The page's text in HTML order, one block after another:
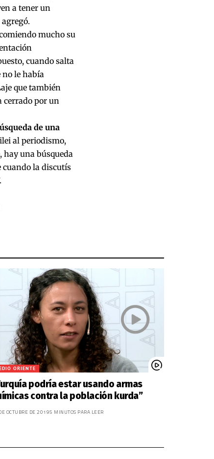
a tener un
mucho su
cuando salta
no le había
que también
cerrado por un
de una
al periodismo,
una búsqueda
cuando la discutís
ORIENTE
podría estar usando armas
contra la población kurda”
OCTUBRE DE 20195 MINUTOS PARA LEER